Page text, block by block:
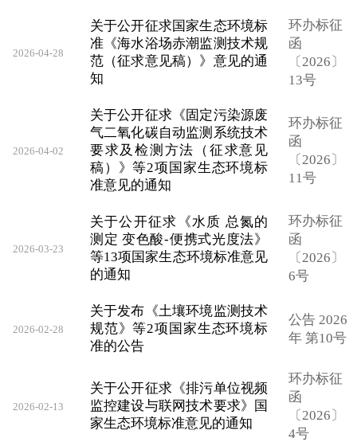
2026-04-28
关于公开征求国家生态环境标
准《海水浴场赤潮监测技术规
范（征求意见稿）》意见的通
知
环办标征
函
〔2026〕
13号
2026-04-02
关于公开征求《固定污染源废
气二氧化碳自动监测系统技术
要求及检测方法（征求意见
稿）》等2项国家生态环境标
准意见的通知
环办标征
函
〔2026〕
11号
2026-03-23
关于公开征求《水质 总氮的
测定 变色酸-便携式光度法》
等13项国家生态环境标准意见
的通知
环办标征
函
〔2026〕
6号
2026-02-28
关于发布《土壤环境监测技术
规范》等2项国家生态环境标
准的公告
公告 2026
年 第10号
2026-02-13
关于公开征求《排污单位视频
监控建设与联网技术要求》国
家生态环境标准意见的通知
环办标征
函
〔2026〕
4号